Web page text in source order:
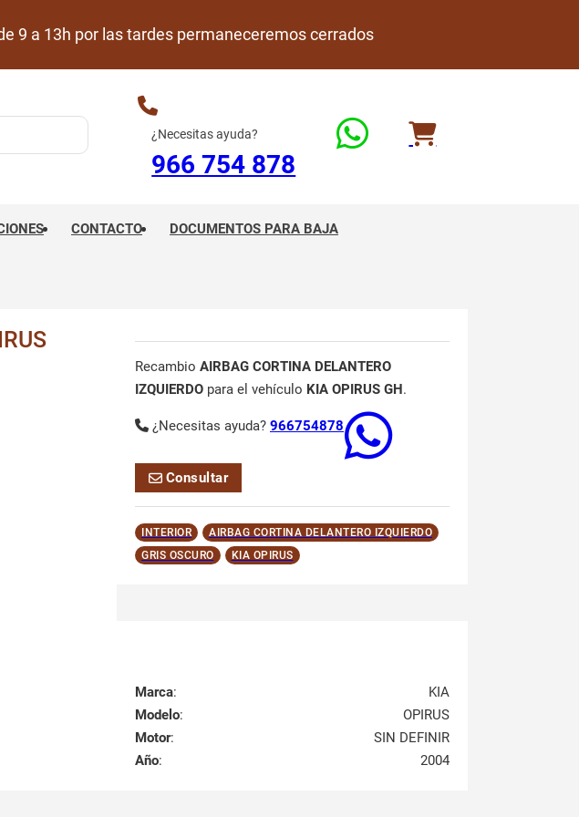
9 a 13h por las tardes permaneceremos cerrados
¿Necesitas ayuda?
966 754 878
CONTACTO DOCUMENTOS PARA BAJA
Recambio AIRBAG CORTINA DELANTERO
IZQUIERDO para el vehículo KIA OPIRUS GH.
¿Necesitas ayuda? 966754878
Consultar
INTERIOR
AIRBAG CORTINA DELANTERO IZQUIERDO
GRIS OSCURO
KIA OPIRUS
Marca:
KIA
Modelo:
OPIRUS
Motor:
SIN DEFINIR
Año: 2004